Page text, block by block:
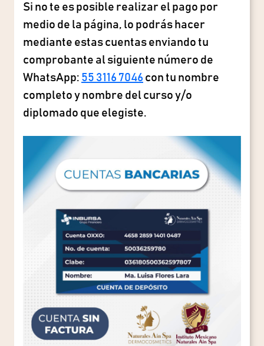
Si no te es posible realizar el pago por
medio de la página, lo podrás hacer
mediante estas cuentas enviando tu
comprobante al siguiente número de
WhatsApp: 55 3116 7046 con tu nombre
completo y nombre del curso y/o
diplomado que elegiste.